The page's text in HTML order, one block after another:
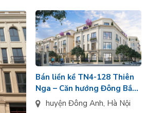
Bán liền kề TN4-128 Thiên
Nga – Căn hướng Đông Bắc,
công năng tối ưu, chính chủ
cần bán
huyện Đông Anh, Hà Nội